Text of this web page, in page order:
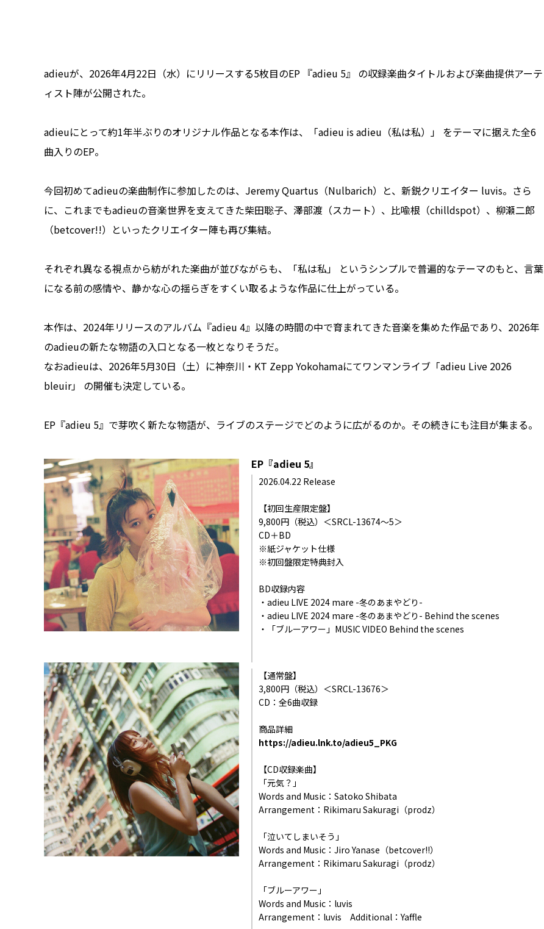
adieuが、2026年4月22日（水）にリリースする5枚目のEP 『adieu 5』 の収録楽曲タイトルおよび楽曲提供アーテ
ィスト陣が公開された。
adieuにとって約1年半ぶりのオリジナル作品となる本作は、「adieu is adieu（私は私）」 をテーマに据えた全6
曲入りのEP。
今回初めてadieuの楽曲制作に参加したのは、Jeremy Quartus（Nulbarich）と、新鋭クリエイター luvis。さら
に、これまでもadieuの音楽世界を支えてきた柴田聡子、澤部渡（スカート）、比喩根（chilldspot）、柳瀬二郎
（betcover!!）といったクリエイター陣も再び集結。
それぞれ異なる視点から紡がれた楽曲が並びながらも、「私は私」 というシンプルで普遍的なテーマのもと、言葉
になる前の感情や、静かな心の揺らぎをすくい取るような作品に仕上がっている。
本作は、2024年リリースのアルバム『adieu 4』以降の時間の中で育まれてきた音楽を集めた作品であり、2026年
のadieuの新たな物語の入口となる一枚となりそうだ。
なおadieuは、2026年5月30日（土）に神奈川・KT Zepp Yokohamaにてワンマンライブ「adieu Live 2026
bleuir」 の開催も決定している。
EP『adieu 5』で芽吹く新たな物語が、ライブのステージでどのように広がるのか。その続きにも注目が集まる。
EP『adieu 5』
2026.04.22 Release
【初回生産限定盤】
9,800円（税込）＜SRCL-13674～5＞
CD＋BD
※紙ジャケット仕様
※初回盤限定特典封入
BD収録内容
・adieu LIVE 2024 mare -冬のあまやどり-
・adieu LIVE 2024 mare -冬のあまやどり- Behind the scenes
・「ブルーアワー」MUSIC VIDEO Behind the scenes
【通常盤】
3,800円（税込）＜SRCL-13676＞
CD：全6曲収録
商品詳細
https://adieu.lnk.to/adieu5_PKG
【CD収録楽曲】
「元気？」
Words and Music：Satoko Shibata
Arrangement：Rikimaru Sakuragi（prodz）
「泣いてしまいそう」
Words and Music：Jiro Yanase（betcover!!）
Arrangement：Rikimaru Sakuragi（prodz）
「ブルーアワー」
Words and Music：luvis
Arrangement：luvis Additional：Yaffle